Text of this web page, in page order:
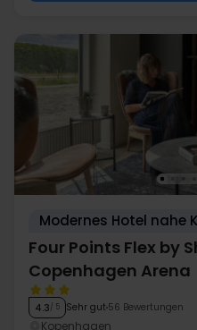
Modernes Hotel nahe
Four Points Flex by
Copenhagen Arena
4.3/ 5 Sehr gut 56 Bewertungen
Kopenhagen